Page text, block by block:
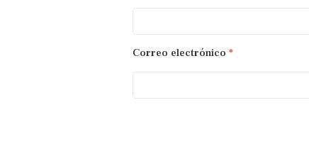
Correo electrónico *